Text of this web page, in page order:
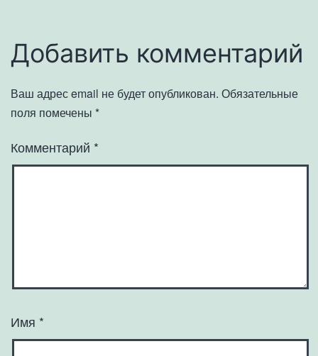
Добавить комментарий
Ваш адрес email не будет опубликован. Обязательные
поля помечены *
Комментарий *
Имя *